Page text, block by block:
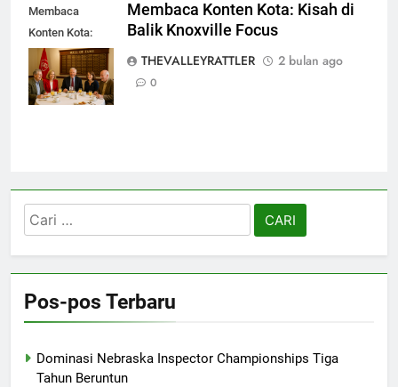
Membaca
Konten Kota:
Kisah di Balik
Knoxville Focus
Membaca Konten Kota: Kisah di
Balik Knoxville Focus
THEVALLEYRATTLER
2 bulan ago
0
Cari
untuk:
Pos-pos Terbaru
Dominasi Nebraska Inspector Championships Tiga
Tahun Beruntun